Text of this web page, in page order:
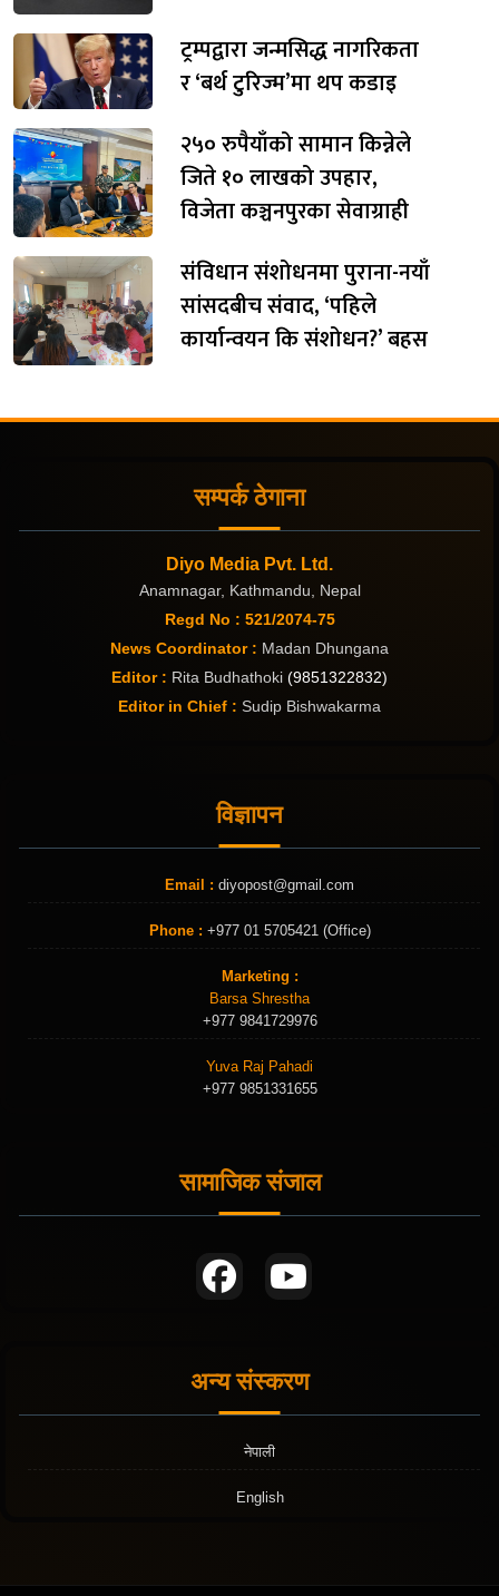
ट्रम्पद्वारा जन्मसिद्ध नागरिकता
र ‘बर्थ टुरिज्म’मा थप कडाइ
२५० रुपैयाँको सामान किन्नेले
जिते १० लाखको उपहार,
विजेता कञ्चनपुरका सेवाग्राही
संविधान संशोधनमा पुराना-नयाँ
सांसदबीच संवाद, ‘पहिले
कार्यान्वयन कि संशोधन?’ बहस
सम्पर्क ठेगाना
Diyo Media Pvt. Ltd.
Anamnagar, Kathmandu, Nepal
Regd No : 521/2074-75
News Coordinator : Madan Dhungana
Editor : Rita Budhathoki (9851322832)
Editor in Chief : Sudip Bishwakarma
विज्ञापन
Email : diyopost@gmail.com
Phone : +977 01 5705421 (Office)
Marketing :
Barsa Shrestha
+977 9841729976
Yuva Raj Pahadi
+977 9851331655
सामाजिक संजाल
अन्य संस्करण
नेपाली
English